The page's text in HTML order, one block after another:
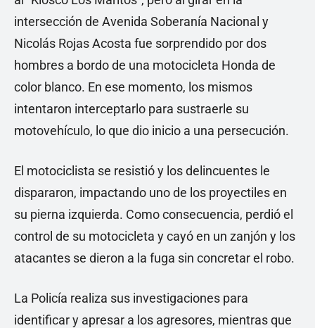
intersección de Avenida Soberanía Nacional y
Nicolás Rojas Acosta fue sorprendido por dos
hombres a bordo de una motocicleta Honda de
color blanco. En ese momento, los mismos
intentaron interceptarlo para sustraerle su
motovehículo, lo que dio inicio a una persecución.
El motociclista se resistió y los delincuentes le
dispararon, impactando uno de los proyectiles en
su pierna izquierda. Como consecuencia, perdió el
control de su motocicleta y cayó en un zanjón y los
atacantes se dieron a la fuga sin concretar el robo.
La Policía realiza sus investigaciones para
identificar y apresar a los agresores, mientras que